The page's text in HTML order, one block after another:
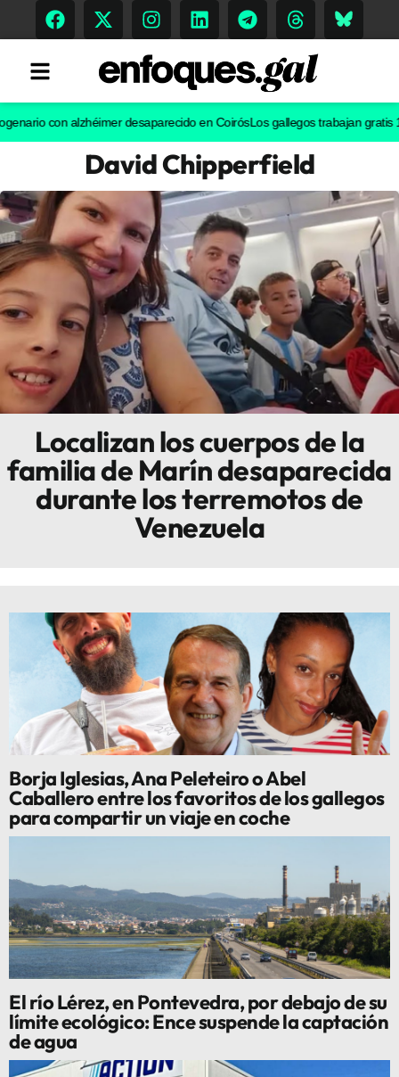
Memoria Histórica
Gastronomía
Escenarios
Sostenibilidad
Innova
con alzhéimer desaparecido en CoirósLos gallegos trabajan gratis
David Chipperfield
Localizan los cuerpos de la
familia de Marín desaparecida
durante los terremotos de
Venezuela
Borja Iglesias, Ana Peleteiro o Abel
Caballero entre los favoritos de los gallegos
para compartir un viaje en coche
El río Lérez, en Pontevedra, por debajo de su
límite ecológico: Ence suspende la captación
de agua